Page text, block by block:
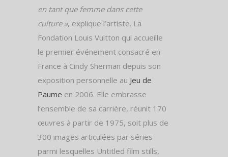
en tant que femme dans cette
culture », explique l’artiste. La
Fondation Louis Vuitton qui accueille
le premier événement consacré en
France à Cindy Sherman depuis son
exposition personnelle au Jeu de
Paume en 2006. Elle embrasse
l’ensemble de sa carrière, réunit 170
œuvres à partir de 1975, soit plus de
300 images articulées par séries
parmi lesquelles Untitled film stills,